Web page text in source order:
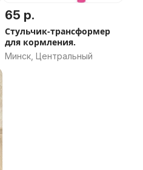
65 р.
Стульчик-трансформер
для кормления.
Минск, Центральный